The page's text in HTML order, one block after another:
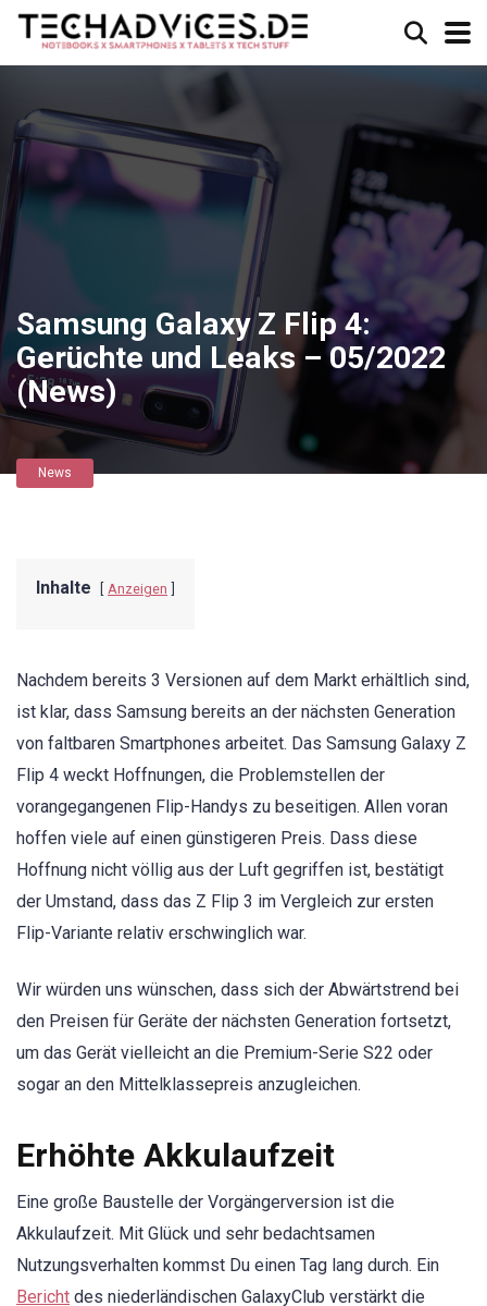
Samsung Galaxy Z Flip 4:
Gerüchte und Leaks – 05/2022
(News)
News
Inhalte Anzeigen
Nachdem bereits 3 Versionen auf dem Markt erhältlich sind,
ist klar, dass Samsung bereits an der nächsten Generation
von faltbaren Smartphones arbeitet. Das Samsung Galaxy Z
Flip 4 weckt Hoffnungen, die Problemstellen der
vorangegangenen Flip-Handys zu beseitigen. Allen voran
hoffen viele auf einen günstigeren Preis. Dass diese
Hoffnung nicht völlig aus der Luft gegriffen ist, bestätigt
der Umstand, dass das Z Flip 3 im Vergleich zur ersten
Flip-Variante relativ erschwinglich war.
Wir würden uns wünschen, dass sich der Abwärtstrend bei
den Preisen für Geräte der nächsten Generation fortsetzt,
um das Gerät vielleicht an die Premium-Serie S22 oder
sogar an den Mittelklassepreis anzugleichen.
Erhöhte Akkulaufzeit
Eine große Baustelle der Vorgängerversion ist die
Akkulaufzeit. Mit Glück und sehr bedachtsamen
Nutzungsverhalten kommst Du einen Tag lang durch. Ein
Bericht des niederländischen GalaxyClub verstärkt die